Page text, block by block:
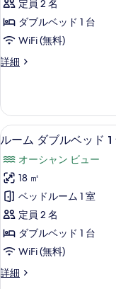
ュ
ー
の
て
の
写
真
を
表
示
す
る
マ
リ
ー
ナ
ビ
詳
細
ブ
ル
ベ
ッ
1
台
の
す
べ
て
の
写
真
を
定員 2 名
ダブルベッド 1 台
WiFi (無料)
詳細
ル
ブ
ル
ベ
ド
台
の
詳
細
ル
ム
ダ
ブ
ル
ベ
ッ
ド
12
ルーム ダブルベッド
オーシャン ビュー
18 ㎡
ベッドルーム 1 室
定員 2 名
ダブルベッド 1 台
WiFi (無料)
詳細
ル